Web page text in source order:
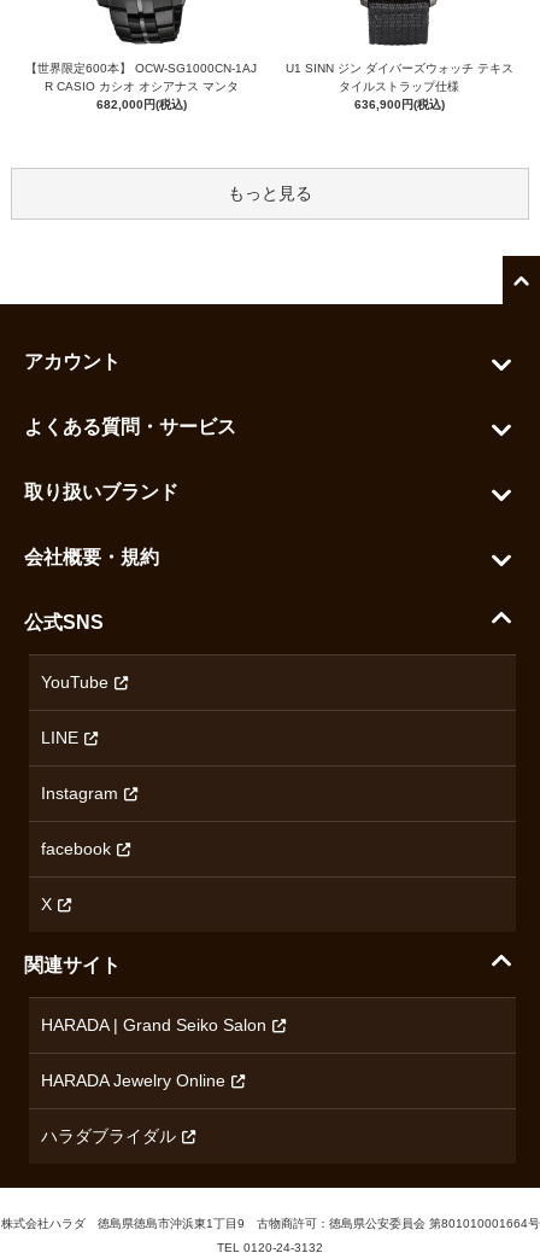
【世界限定600本】 OCW-SG1000CN-1AJ
R CASIO カシオ オシアナス マンタ
682,000円(税込)
U1 SINN ジン ダイバーズウォッチ テキス
タイルストラップ仕様
636,900円(税込)
もっと見る
アカウント
お気に入りを見る
よくある質問・サービス
ご利用ガイド
配送・送料について
ハラダの保証とアフターサービス
取り扱いブランド
セイコー
カシオ
オリエントスター
ロンジン
チューダー
ブランド一覧を見る
会社概要・規約
沿革
プライバシーポリシー
無断転載・商用利用について
コンテンツ制作ポリシーおよび生成AIの利用指針
公式SNS
YouTube
LINE
Instagram
facebook
X
関連サイト
HARADA | Grand Seiko Salon
HARADA Jewelry Online
ハラダブライダル
株式会社ハラダ 徳島県徳島市沖浜東1丁目9 古物商許可：徳島県公安委員会 第801010001664号
TEL 0120-24-3132